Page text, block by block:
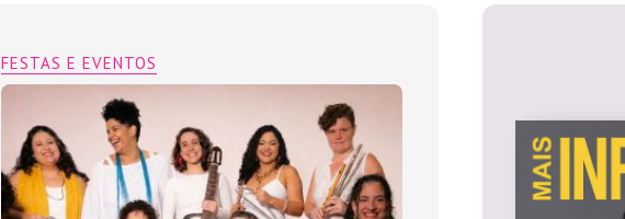
FESTAS E EVENTOS